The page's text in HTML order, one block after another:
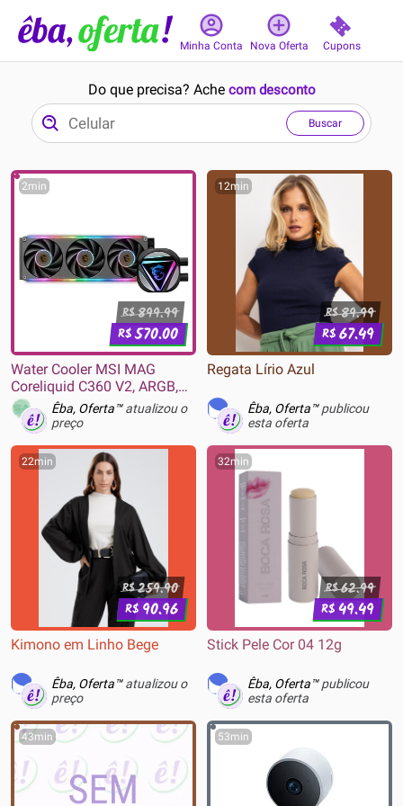
Minha Conta Nova Oferta Cupons
Do que precisa? Ache com desconto
Buscar
2min
R$899.99
R$570.00
Water Cooler MSI MAG
Coreliquid C360 V2, ARGB,
360mm, Intel e AMD, Preto -
CLC360V2
Êba, Oferta™atualizou o
preço
12min
R$89.99
R$67.49
Regata Lírio Azul
Êba, Oferta™publicou
esta oferta
22min
R$259.90
R$ 90.96
Kimono em Linho Bege
Êba, Oferta™atualizou o
preço
32min
R$62.99
R$49.49
Stick Pele Cor 04 12g
Êba, Oferta™publicou
esta oferta
43min 53min